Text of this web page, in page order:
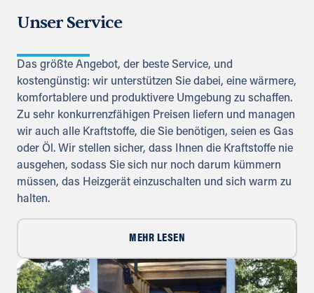
Unser Service
Das größte Angebot, der beste Service, und
kostengünstig: wir unterstützen Sie dabei, eine wärmere,
komfortablere und produktivere Umgebung zu schaffen.
Zu sehr konkurrenzfähigen Preisen liefern und managen
wir auch alle Kraftstoffe, die Sie benötigen, seien es Gas
oder Öl. Wir stellen sicher, dass Ihnen die Kraftstoffe nie
ausgehen, sodass Sie sich nur noch darum kümmern
müssen, das Heizgerät einzuschalten und sich warm zu
halten.
MEHR LESEN